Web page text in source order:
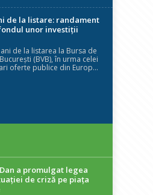
de la listare: randament
unor investiții
de la listarea la Bursa de
(BVB), în urma celei
oferte publice din Europ...
a promulgat legea
de criză pe piaţa